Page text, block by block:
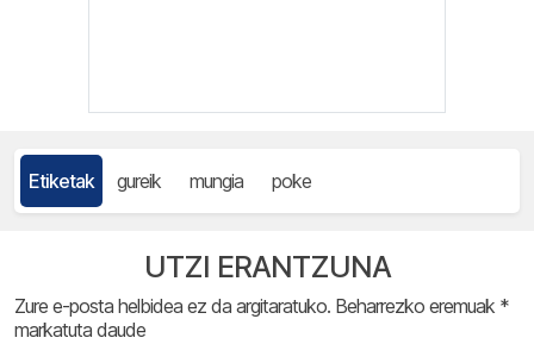
Etiketak gureik mungia poke
UTZI ERANTZUNA
Zure e-posta helbidea ez da argitaratuko. Beharrezko eremuak *
markatuta daude